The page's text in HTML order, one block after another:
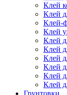
Клей
Клей
Клей-
Клей
Клей
Клей
Клей
Клей
Клей
Клей
Грунтовки